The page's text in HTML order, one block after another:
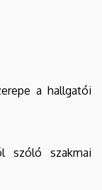
a hallgatói
szóló szakmai